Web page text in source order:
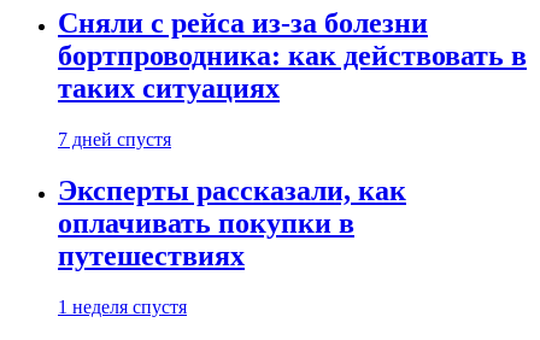
Сняли с рейса из-за болезни
бортпроводника: как действовать в
таких ситуациях
7 дней спустя
Эксперты рассказали, как
оплачивать покупки в
путешествиях
1 неделя спустя